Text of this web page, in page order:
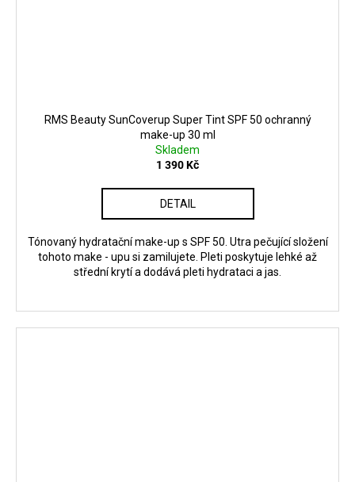
RMS Beauty SunCoverup Super Tint SPF 50 ochranný
make-up 30 ml
Skladem
1 390 Kč
DETAIL
Tónovaný hydratační make-up s SPF 50. Utra pečující složení
tohoto make - upu si zamilujete. Pleti poskytuje lehké až
střední krytí a dodává pleti hydrataci a jas.